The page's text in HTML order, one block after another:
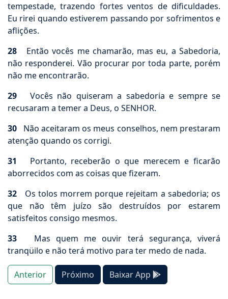
tempestade, trazendo fortes ventos de dificuldades.
Eu rirei quando estiverem passando por sofrimentos e
aflições.
28 Então vocês me chamarão, mas eu, a Sabedoria,
não responderei. Vão procurar por toda parte, porém
não me encontrarão.
29 Vocês não quiseram a sabedoria e sempre se
recusaram a temer a Deus, o SENHOR.
30 Não aceitaram os meus conselhos, nem prestaram
atenção quando os corrigi.
31 Portanto, receberão o que merecem e ficarão
aborrecidos com as coisas que fizeram.
32 Os tolos morrem porque rejeitam a sabedoria; os
que não têm juízo são destruídos por estarem
satisfeitos consigo mesmos.
33 Mas quem me ouvir terá segurança, viverá
tranqüilo e não terá motivo para ter medo de nada.
Anterior Próximo Baixar App